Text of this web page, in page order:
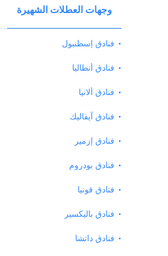
وجهات العطلات الشهيرة
فنادق إسطنبول
فنادق أنطاليا
فنادق ألانيا
فنادق آيفاليك
فنادق إزمير
فنادق بودروم
فنادق قونيا
فنادق باليكسير
فنادق داتشا